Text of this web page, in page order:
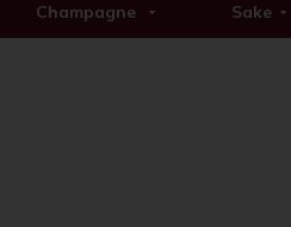
Champagne Sake